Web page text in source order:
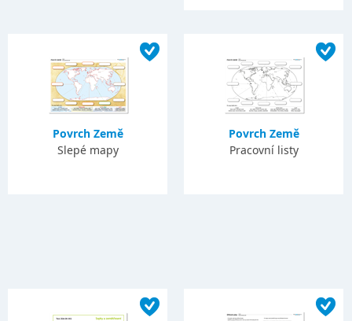
Povrch Země
Slepé mapy
Povrch Země
Pracovní listy